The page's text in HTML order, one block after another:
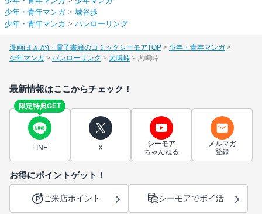
少年・青年マンガ> 城谷歩
少年・青年マンガ> パンローリング
漫画(まんが)・電子書籍のコミックシーモアTOP
少年・青年マンガ
少年マンガ
パンローリング 犬鳴峠 犬鳴峠
最新情報はここからチェック！
限定特典GET
LINE X
シーモア
ちゃんねる
メルマガ
登録
お得にポイントゲット！
ご来店ポイント シーモアでポイ活